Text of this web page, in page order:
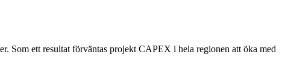
Som ett resultat förväntas projekt CAPEX i hela regionen att öka med